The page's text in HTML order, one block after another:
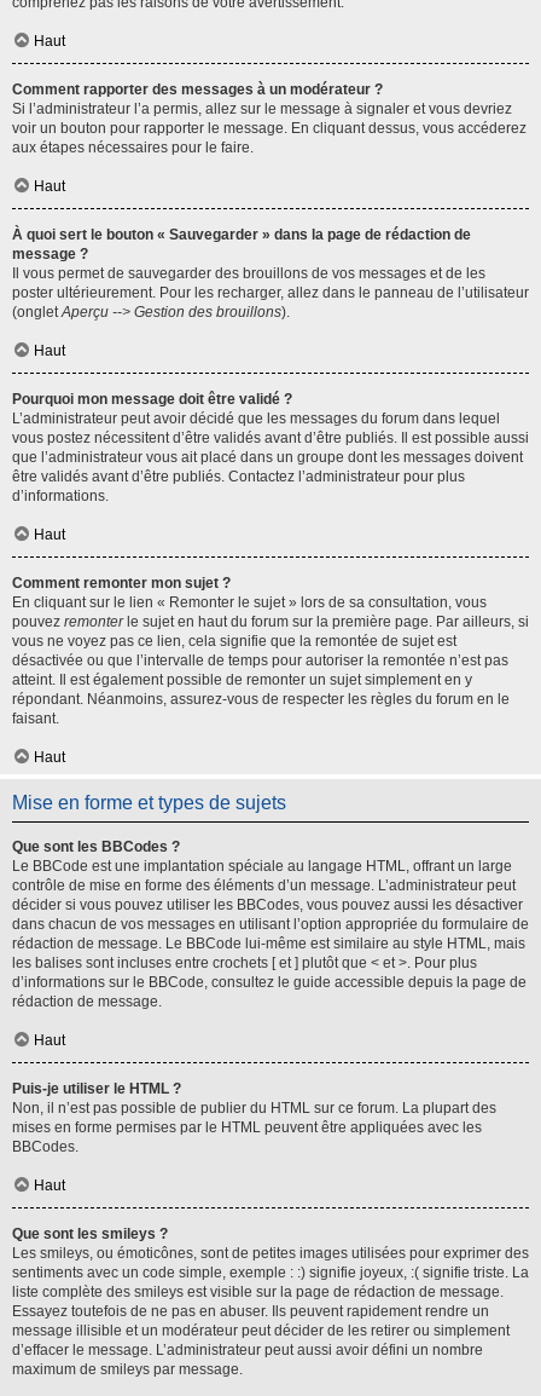
Haut
Comment rapporter des messages à un modérateur ?
Si l’administrateur l’a permis, allez sur le message à signaler et vous devriez
voir un bouton pour rapporter le message. En cliquant dessus, vous accéderez
aux étapes nécessaires pour le faire.
Haut
À quoi sert le bouton « Sauvegarder » dans la page de rédaction de
message ?
Il vous permet de sauvegarder des brouillons de vos messages et de les
poster ultérieurement. Pour les recharger, allez dans le panneau de l’utilisateur
(ongletAperçu --> Gestion des brouillons).
Haut
Pourquoi mon message doit être validé ?
L’administrateur peut avoir décidé que les messages du forum dans lequel
vous postez nécessitent d’être validés avant d’être publiés. Il est possible aussi
que l’administrateur vous ait placé dans un groupe dont les messages doivent
être validés avant d’être publiés. Contactez l’administrateur pour plus
d’informations.
Haut
Comment remonter mon sujet ?
En cliquant sur le lien « Remonter le sujet » lors de sa consultation, vous
pouvez remonterle sujet en haut du forum sur la première page. Par ailleurs, si
vous ne voyez pas ce lien, cela signifie que la remontée de sujet est
désactivée ou que l’intervalle de temps pour autoriser la remontée n’est pas
atteint. Il est également possible de remonter un sujet simplement en y
répondant. Néanmoins, assurez-vous de respecter les règles du forum en le
faisant.
Haut
Mise en forme et types de sujets
Que sont les BBCodes ?
Le BBCode est une implantation spéciale au langage HTML, offrant un large
contrôle de mise en forme des éléments d’un message. L’administrateur peut
décider si vous pouvez utiliser les BBCodes, vous pouvez aussi les désactiver
dans chacun de vos messages en utilisant l’option appropriée du formulaire de
rédaction de message. Le BBCode lui-même est similaire au style HTML, mais
les balises sont incluses entre crochets [ et ] plutôt que < et >. Pour plus
d’informations sur le BBCode, consultez le guide accessible depuis la page de
rédaction de message.
Haut
Puis-je utiliser le HTML ?
Non, il n’est pas possible de publier du HTML sur ce forum. La plupart des
mises en forme permises par le HTML peuvent être appliquées avec les
BBCodes.
Haut
Que sont les smileys ?
Les smileys, ou émoticônes, sont de petites images utilisées pour exprimer des
sentiments avec un code simple, exemple : :) signifie joyeux, :( signifie triste. La
liste complète des smileys est visible sur la page de rédaction de message.
Essayez toutefois de ne pas en abuser. Ils peuvent rapidement rendre un
message illisible et un modérateur peut décider de les retirer ou simplement
d’effacer le message. L’administrateur peut aussi avoir défini un nombre
maximum de smileys par message.